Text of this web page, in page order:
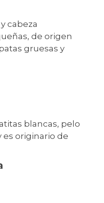
cabeza
de origen
gruesas y
blancas, pelo
es originario de